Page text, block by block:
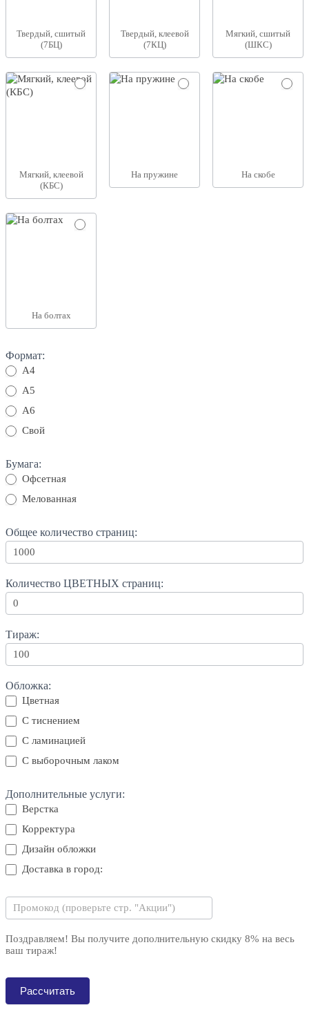
Твердый, сшитый
(7БЦ)
Твердый, клеевой
(7КЦ)
Мягкий, сшитый
(ШКС)
Мягкий, клеевой
(КБС)
На пружине На скобе
На болтах
Формат:
А4
А5
А6
Свой
Бумага:
Офсетная
Мелованная
Общее количество страниц:
Количество ЦВЕТНЫХ страниц:
Тираж:
Обложка:
Цветная
С тиснением
С ламинацией
С выборочным лаком
Дополнительные услуги:
Верстка
Корректура
Дизайн обложки
Доставка в город:
Поздравляем! Вы получите дополнительную скидку 8% на весь
ваш тираж!
Рассчитать